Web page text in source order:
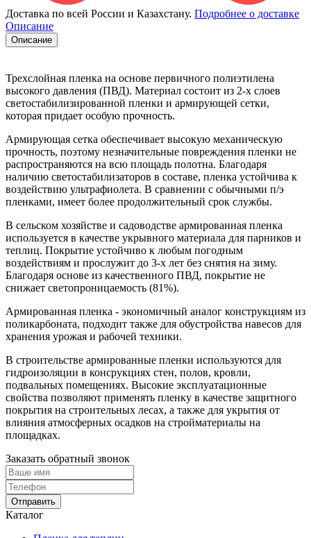
Доставка по всей России и Казахстану. Подробнее о доставке
Описание
Описание
Трехслойная пленка на основе первичного полиэтилена
высокого давления (ПВД). Материал состоит из 2-х слоев
светостабилизированной пленки и армирующей сетки,
которая придает особую прочность.
Армирующая сетка обеспечивает высокую механическую
прочность, поэтому незначительные повреждения пленки не
распространяются на всю площадь полотна. Благодаря
наличию светостабилизаторов в составе, пленка устойчива к
воздействию ультрафиолета. В сравнении с обычными п/э
пленками, имеет более продолжительный срок службы.
В сельском хозяйстве и садоводстве армированная пленка
используется в качестве укрывного материала для парников и
теплиц. Покрытие устойчиво к любым погодным
воздействиям и прослужит до 3-х лет без снятия на зиму.
Благодаря основе из качественного ПВД, покрытие не
снижает светопроницаемость (81%).
Армированная пленка - экономичный аналог конструкциям из
поликарбоната, подходит также для обустройства навесов для
хранения урожая и рабочей техники.
В строительстве армированные пленки используются для
гидроизоляции в консрукциях стен, полов, кровли,
подвальных помещениях. Высокие эксплуатационные
свойства позволяют применять пленку в качестве защитного
покрытия на строительных лесах, а также для укрытия от
влияния атмосферных осадков на стройматериалы на
площадках.
Заказать обратный звонок
Отправить
Каталог